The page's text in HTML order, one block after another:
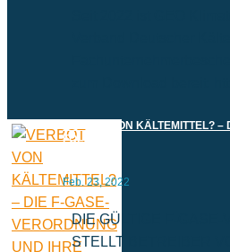
VERBOT VON KÄLTEMITTEL?
FOLGEN
Feb. 23, 2022
DIE GÜLTIGE F-GASE-
STELLT BETREIBER